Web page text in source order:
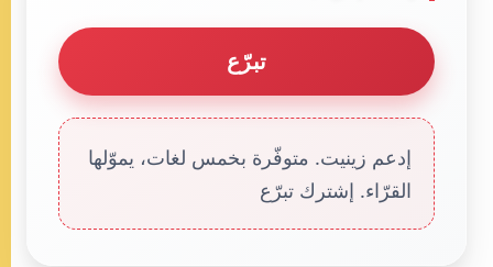
تبرّع
إدعم زينيت. متوفّرة بخمس لغات، يموّلها
القرّاء. إشترك تبرّع